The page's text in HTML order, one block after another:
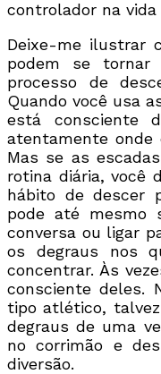
controlador na
Deixe-me ilustrar
podem se tornar
processo de
Quando você usa
está consciente
atentamente onde
Mas se as
rotina diária, você
hábito de descer
pode até mesmo
conversa ou ligar
os degraus nos
concentrar. Às
consciente deles.
tipo atlético,
degraus de uma
no corrimão e
diversão.